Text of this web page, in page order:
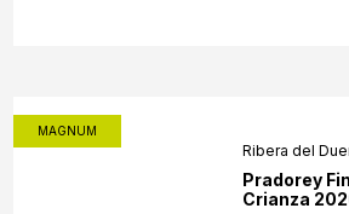
MAGNUM
Ribera del
Pradorey
Crianza